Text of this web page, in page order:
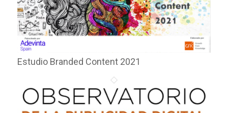
Estudio Branded Content 2021